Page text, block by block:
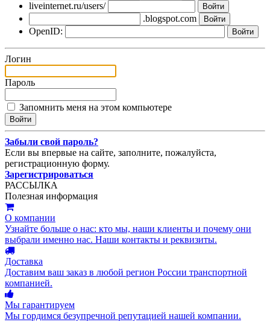
liveinternet.ru/users/
.blogspot.com
OpenID:
Логин
Пароль
Запомнить меня на этом компьютере
Забыли свой пароль?
Если вы впервые на сайте, заполните, пожалуйста,
регистрационную форму.
Зарегистрироваться
РАССЫЛКА
Полезная информация
О компании
Узнайте больше о нас: кто мы, наши клиенты и почему они
выбрали именно нас. Наши контакты и реквизиты.
Доставка
Доставим ваш заказ в любой регион России транспортной
компанией.
Мы гарантируем
Мы гордимся безупречной репутацией нашей компании.